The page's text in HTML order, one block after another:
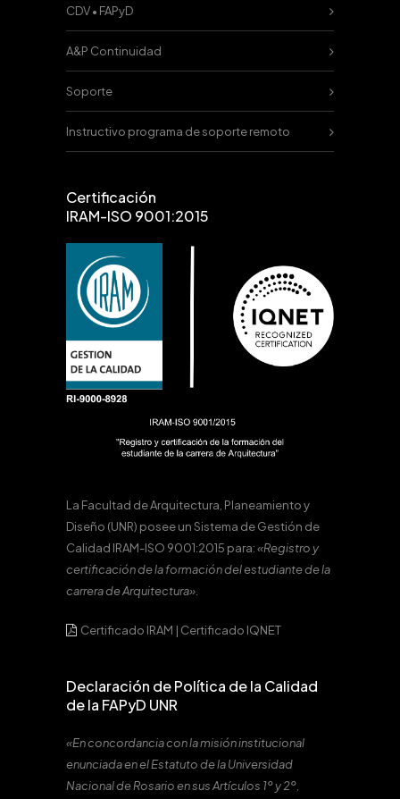
CDV • FAPyD
A&P Continuidad
Soporte
Instructivo programa de soporte remoto
Certificación
IRAM-ISO 9001:2015
La Facultad de Arquitectura, Planeamiento y
Diseño (UNR) posee un Sistema de Gestión de
Calidad IRAM-ISO 9001:2015 para:«Registro y
certificación de la formación del estudiante de la
carrera de Arquitectura».
Certificado IRAM | Certificado IQNET
Declaración de Política de la Calidad
de la FAPyD UNR
«En concordancia con la misión institucional
enunciada en el Estatuto de la Universidad
Nacional de Rosario en sus Artículos 1º y 2º,